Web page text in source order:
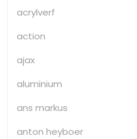
acrylverf
action
ajax
aluminium
ans markus
anton heyboer